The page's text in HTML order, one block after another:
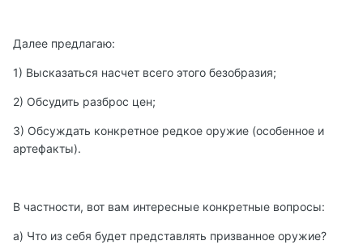
Далее предлагаю:
1) Высказаться насчет всего этого безобразия;
2) Обсудить разброс цен;
3) Обсуждать конкретное редкое оружие (особенное и
артефакты).
В частности, вот вам интересные конкретные вопросы:
а) Что из себя будет представлять призванное оружие?